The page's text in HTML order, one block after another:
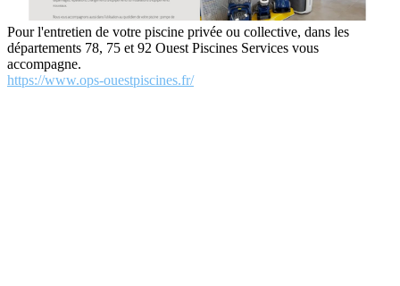
Pour l'entretien de votre piscine privée ou collective, dans les
départements 78, 75 et 92 Ouest Piscines Services vous
accompagne.
https://www.ops-ouestpiscines.fr/